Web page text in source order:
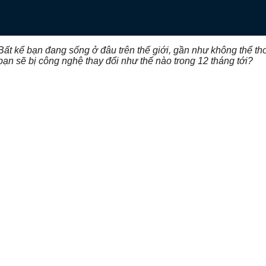
kể bạn đang sống ở đâu trên thế giới, gần như không thể
sẽ bị công nghệ thay đổi như thế nào trong 12 tháng tới?